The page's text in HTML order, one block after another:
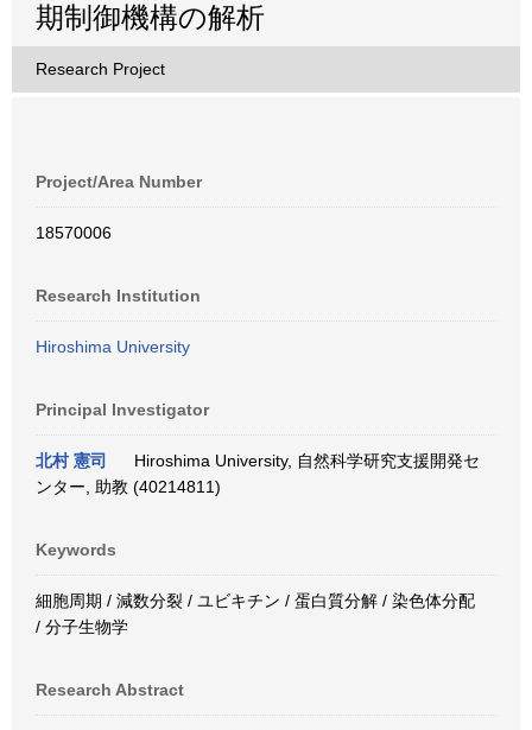
期制御機構の解析
Research Project
Project/Area Number
18570006
Research Institution
Hiroshima University
Principal Investigator
北村 憲司
Hiroshima University, 自然科学研究支援開発セ
ンター, 助教 (40214811)
Keywords
細胞周期 / 減数分裂 / ユビキチン / 蛋白質分解 / 染色体分配
/ 分子生物学
Research Abstract